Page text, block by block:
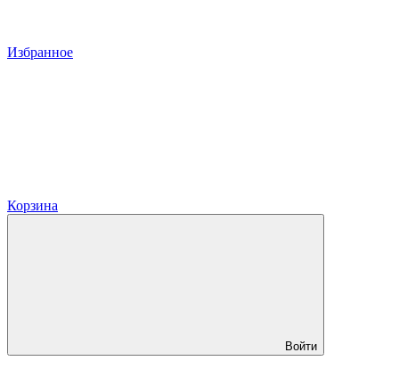
Избранное
Корзина
Войти